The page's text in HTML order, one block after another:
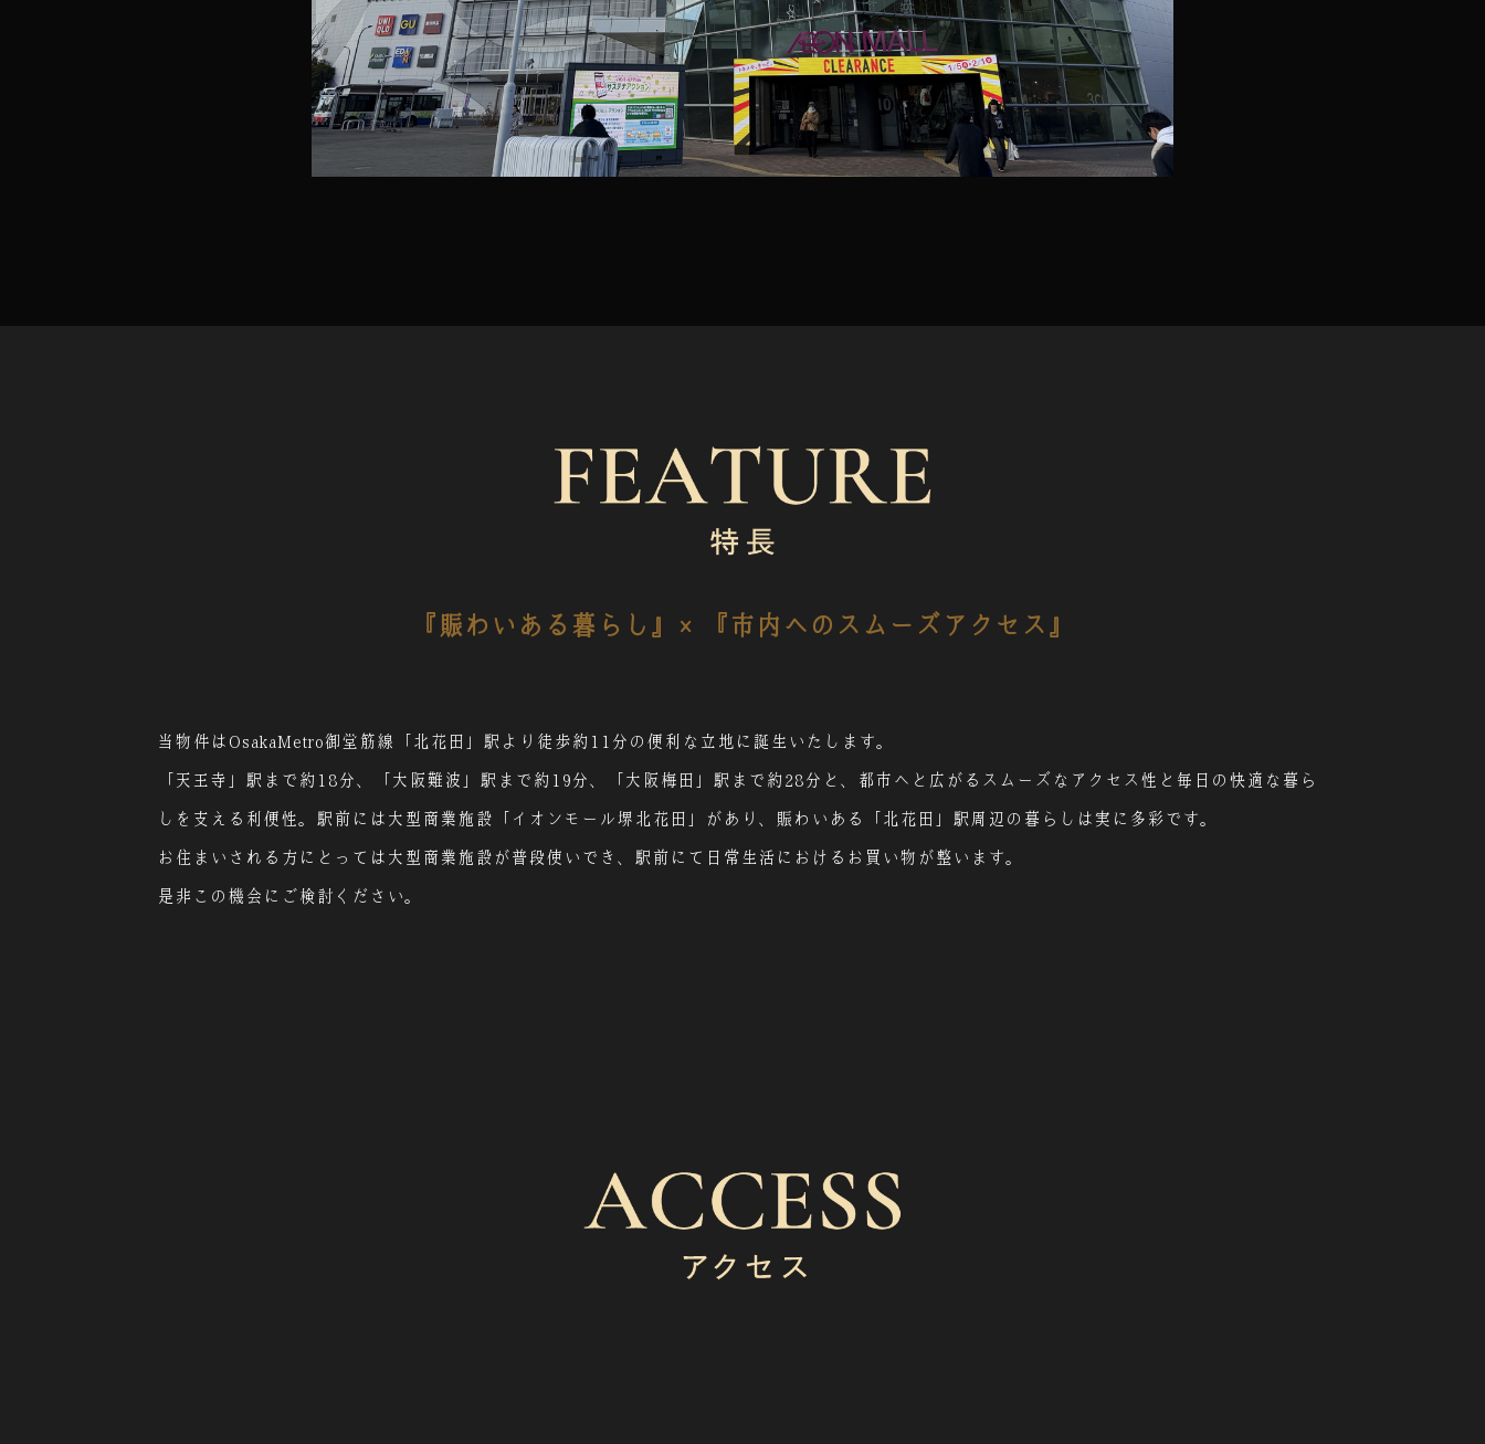
『賑わいある 暮らし』×『市内へのスムーズアクセス』
当物件はOsakaMetro御堂筋線「北花田」駅より徒歩約11分の便利な立地に誕生いたします。
「天王寺」駅まで約18分、「大阪難波」駅まで約19分、「大阪梅田」駅まで約28分と、都市へと広がるスムーズなアクセス性と毎日 の快適な暮ら
しを支える利便性。 駅前には大型商業施設「イオンモール堺北花田」があり、賑わいある「北花田」駅周辺の暮らしは実に多彩です。
お住まいされる方にとっては大型商業施設が普段使いでき、駅前にて日常生活におけるお買い物が整います。
是非この機会にご検討ください。